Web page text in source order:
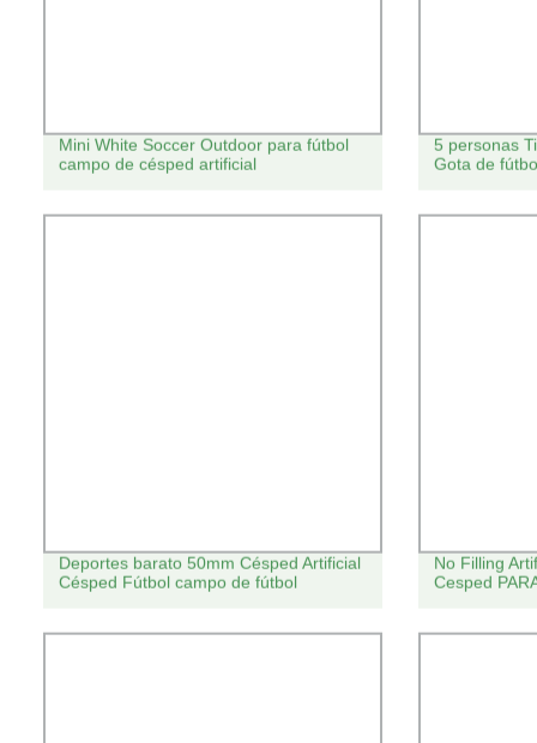
Mini White Soccer Outdoor para fútbol
campo de césped artificial
5 personas
Gota de
Deportes barato 50mm Césped Artificial
Césped Fútbol campo de fútbol
No Filling
Cesped